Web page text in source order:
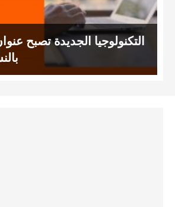
التكنولوجيا الجديدة تصبح